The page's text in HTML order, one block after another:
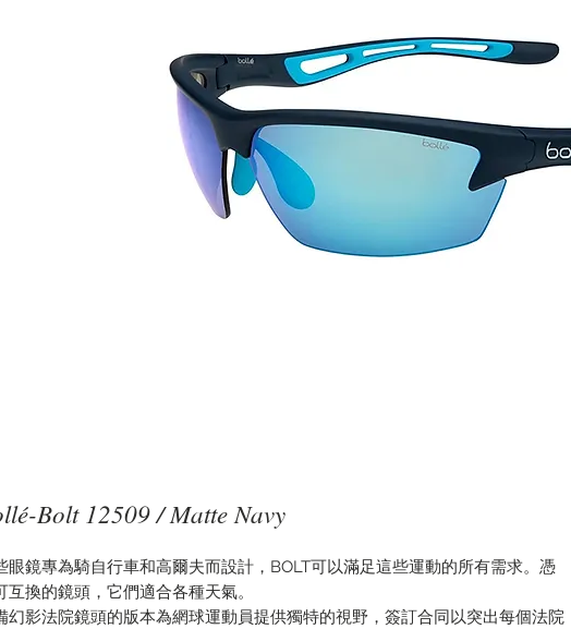
Bolt 12509 / Matte Navy
眼鏡專為騎自行車和高爾夫而設計，BOLT可以滿足這些運動的所有需求。憑
互換的鏡頭，它們適合各種天氣。
幻影法院鏡頭的版本為網球運動員提供獨特的視野，簽訂合同以突出每個法院